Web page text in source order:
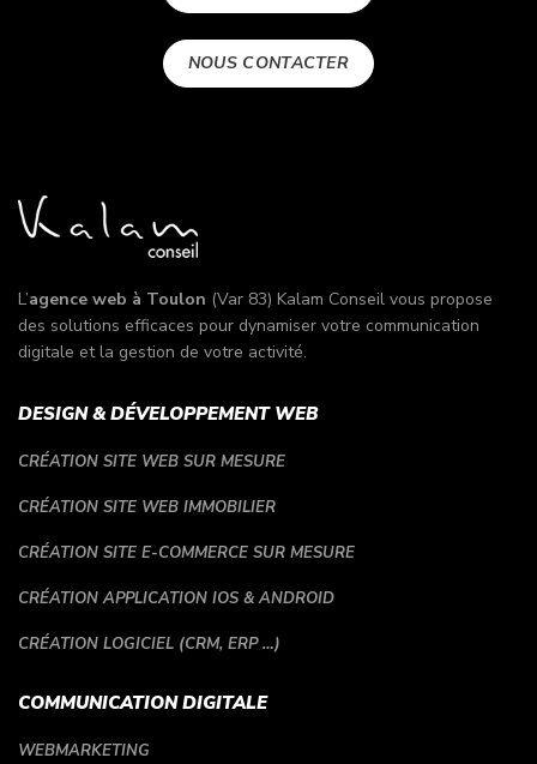
NOUS CONTACTER
L’agence web à Toulon (Var 83) Kalam Conseil vous propose
des solutions efficaces pour dynamiser votre communication
digitale et la gestion de votre activité.
DESIGN & DÉVELOPPEMENT WEB
CRÉATION SITE WEB SUR MESURE
CRÉATION SITE WEB IMMOBILIER
CRÉATION SITE E-COMMERCE SUR MESURE
CRÉATION APPLICATION IOS & ANDROID
CRÉATION LOGICIEL (CRM, ERP …)
COMMUNICATION DIGITALE
WEBMARKETING